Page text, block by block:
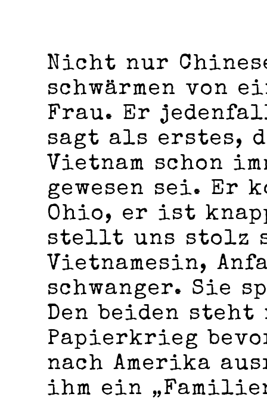
Nicht nur
schwärmen von
Frau. Er
sagt als erstes,
Vietnam schon
gewesen sei. Er
Ohio, er ist
stellt uns stolz
Vietnamesin,
schwanger. Sie
Den beiden
Papierkrieg
nach Amerika
ihm ein